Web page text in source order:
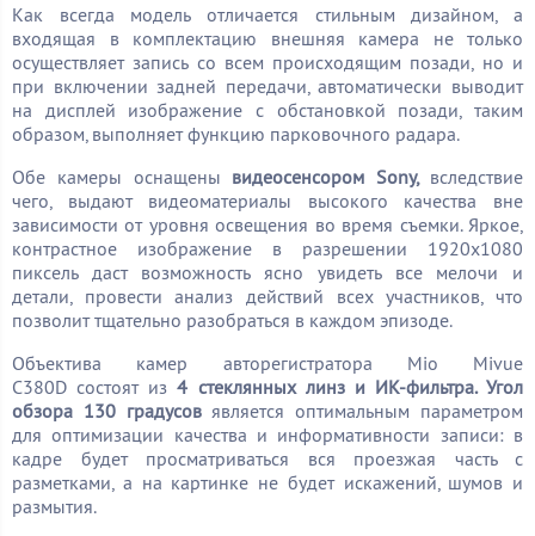
Как всегда модель отличается стильным дизайном, а
входящая в комплектацию внешняя камера не только
осуществляет запись со всем происходящим позади, но и
при включении задней передачи, автоматически выводит
на дисплей изображение с обстановкой позади, таким
образом, выполняет функцию парковочного радара.
Обе камеры оснащены видеосенсором Sony, вследствие
чего, выдают видеоматериалы высокого качества вне
зависимости от уровня освещения во время съемки. Яркое,
контрастное изображение в разрешении 1920х1080
пиксель даст возможность ясно увидеть все мелочи и
детали, провести анализ действий всех участников, что
позволит тщательно разобраться в каждом эпизоде.
Объектива камер авторегистратора Mio Mivue
C380D состоят из4 стеклянных линз и ИК-фильтра. Угол
обзора 130 градусовявляется оптимальным параметром
для оптимизации качества и информативности записи: в
кадре будет просматриваться вся проезжая часть с
разметками, а на картинке не будет искажений, шумов и
размытия.